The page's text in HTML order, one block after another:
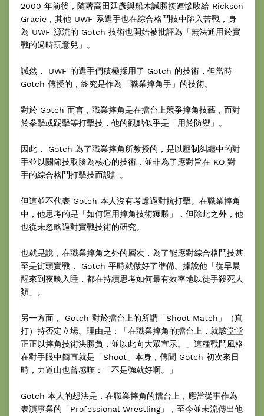
2000 年前後，隨著高田延彥與船木誠勝接連慘敗給 Rickson
Gracie，其他 UWF 系選手也在綜合格鬥技中陷入苦戰，身
為 UWF 源流的 Gotch 技術也開始被批評為「無法通用於實
戰的過時玩意兒」。
誠然， UWF 的選手們積極採用了 Gotch 的技術，但當時
Gotch 傳授的，終究是作為「職業摔角手」的技術。
對於 Gotch 而言，職業摔角是在擂台上競爭摔角技藝，而對
於拳擊或踢擊等打擊技，他的觀點似乎是「用於防禦」。
因此， Gotch 為了職業摔角所教授的，是以壓制糾纏中的對
手並以關節技取勝為核心的技術，並非為了應對旨在 KO 對
手的綜合格鬥打擊技而設計。
但這並不代表 Gotch 本人沒有考慮過對抗打擊。在職業摔角
中，他思考的是「如何運用摔角技術獲勝」，但除此之外，他
也從未忽略過對實戰技術的研究。
也就是說，在職業摔角之外的層次，為了能應對綜合格鬥技甚
至是街頭實戰， Gotch 平時就做好了準備。據說他「從早晨
醒來到夜晚入睡，都在持續思考如何最有效率地以徒手殺死人
類」。
另一方面， Gotch 對於擂台上的所謂「Shoot Match」（真
打）持否定立場。理由是：「在職業摔角的擂台上，就該堂堂
正正以摔角技術決勝負，並以此向大眾宣示。」這種戰鬥風格
在對手眼中簡直就是「Shoot」本身，傳聞 Gotch 初次來日
時，力道山也曾感嘆：「不是強就好啊。」
Gotch 本人的想法是，在職業摔角的擂台上，應當從事作為
表演事業的「Professional Wrestling」，至今並未流傳出他